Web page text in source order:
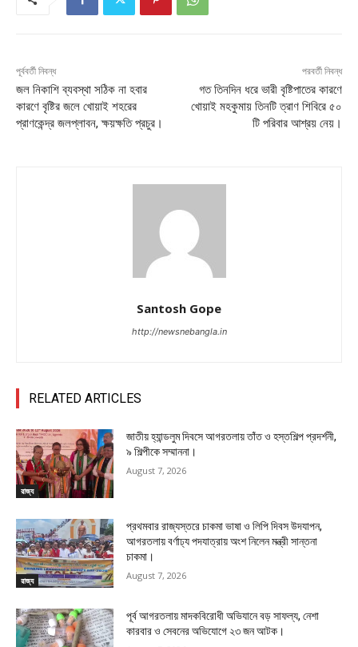
পূর্ববর্তী নিবন্ধ
জল নিকাশি ব্যবস্থা সঠিক না হবার
কারণে বৃষ্টির জলে খোয়াই শহরের
প্রাণকেন্দ্র জলপ্লাবন, ক্ষয়ক্ষতি প্রচুর।
পরবর্তী নিবন্ধ
গত তিনদিন ধরে ভারী বৃষ্টিপাতের কারণে
খোয়াই মহকুমায় তিনটি ত্রাণ শিবিরে ৫০
টি পরিবার আশ্রয় নেয়।
Santosh Gope
http://newsnebangla.in
RELATED ARTICLES
রাজ্য
জাতীয় হ্যান্ডলুম দিবসে আগরতলায় তাঁত ও হস্তশিল্প প্রদর্শনী,
৯ শিল্পীকে সম্মাননা।
August 7, 2026
রাজ্য
প্রথমবার রাজ্যস্তরে চাকমা ভাষা ও লিপি দিবস উদযাপন,
আগরতলায় বর্ণাঢ্য পদযাত্রায় অংশ নিলেন মন্ত্রী সান্তনা
চাকমা।
August 7, 2026
পূর্ব আগরতলায় মাদকবিরোধী অভিযানে বড় সাফল্য, নেশা
কারবার ও সেবনের অভিযোগে ২৩ জন আটক।